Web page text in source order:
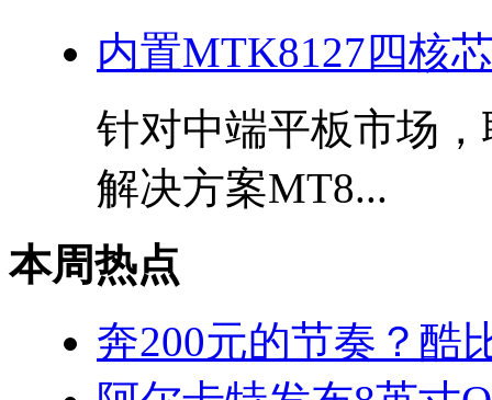
内置MTK8127四核
针对中端平板市场
解决方案MT8...
本周热点
奔200元的节奏？酷